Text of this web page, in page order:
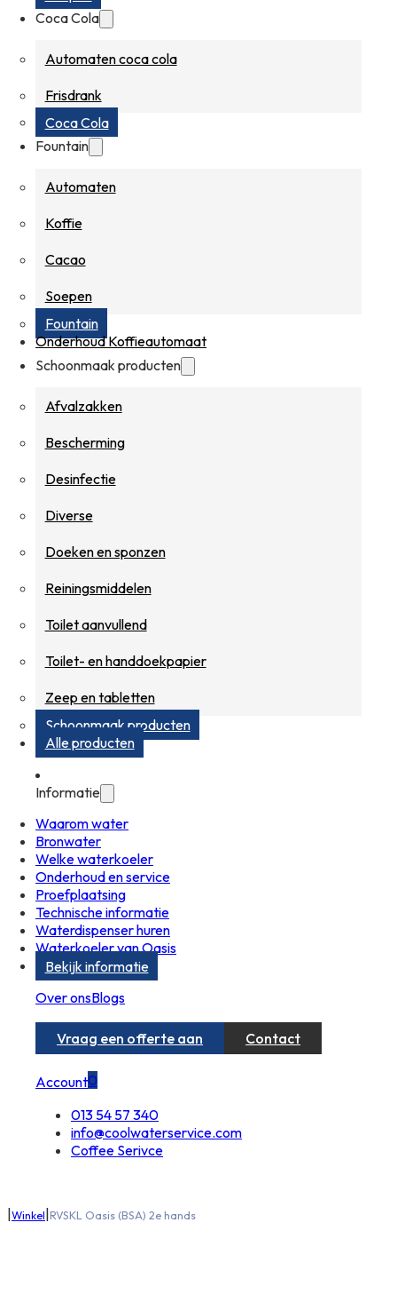
Coca Cola
Automaten coca cola
Frisdrank
Coca Cola
Fountain
Automaten
Koffie
Cacao
Soepen
Fountain
Onderhoud Koffieautomaat
Schoonmaak producten
Afvalzakken
Bescherming
Desinfectie
Diverse
Doeken en sponzen
Reiningsmiddelen
Toilet aanvullend
Toilet- en handdoekpapier
Zeep en tabletten
Schoonmaak producten
Alle producten
Informatie
Waarom water
Bronwater
Welke waterkoeler
Onderhoud en service
Proefplaatsing
Technische informatie
Waterdispenser huren
Waterkoeler van Oasis
Bekijk informatie
Over onsBlogs
Vraag een offerte aan Contact
Account0
013 54 57 340
info@coolwaterservice.com
Coffee Serivce
|Winkel|RVSKL Oasis (BSA) 2e hands